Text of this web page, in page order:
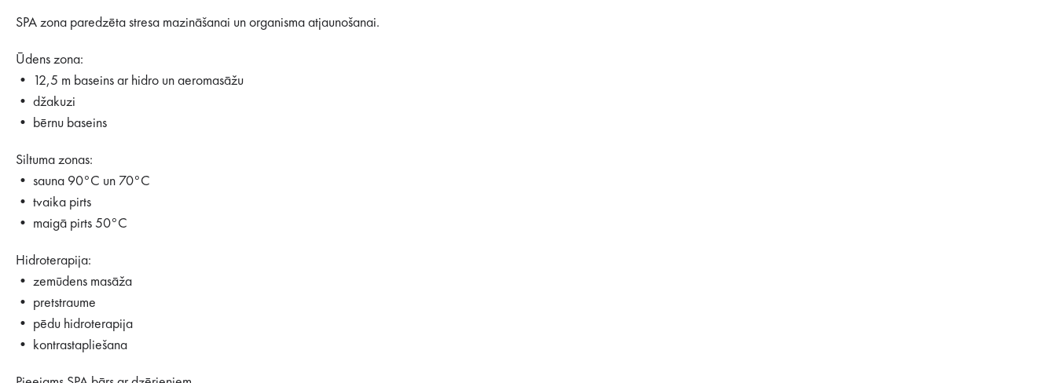
SPA zona paredzēta stresa mazināšanai un organisma atjaunošanai.
Ūdens zona:
• 12,5 m baseins ar hidro un aeromasāžu
• džakuzi
• bērnu baseins
Siltuma zonas:
• sauna 90°C un 70°C
• tvaika pirts
• maigā pirts 50°C
Hidroterapija:
• zemūdens masāža
• pretstraume
• pēdu hidroterapija
• kontrastapliešana